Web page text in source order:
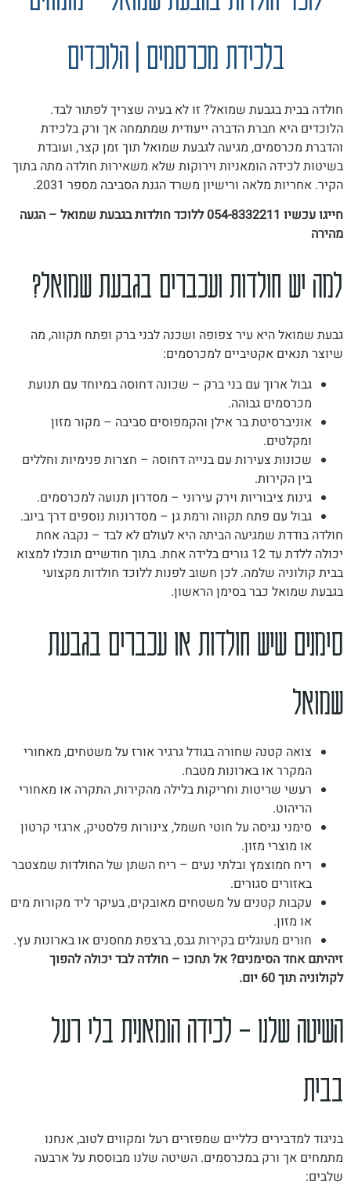
בלכידת מכרסמים | הלוכדים
חולדה בבית בגבעת שמואל? זו לא בעיה שצריך לפתור לבד.
הלוכדים היא חברת הדברה ייעודית שמתמחה אך ורק בלכידת
והדברת מכרסמים, מגיעה לגבעת שמואל תוך זמן קצר, ועובדת
בשיטות לכידה הומאניות וירוקות שלא משאירות חולדה מתה בתוך
הקיר. אחריות מלאה ורישיון משרד הגנת הסביבה מספר 2031.
חייגו עכשיו 054-8332211 ללוכד חולדות בגבעת שמואל – הגעה
מהירה
למה יש חולדות ועכברים בגבעת שמואל?
גבעת שמואל היא עיר צפופה ושכנה לבני ברק ופתח תקווה, מה
שיוצר תנאים אקטיביים למכרסמים:
גבול ארוך עם בני ברק – שכונה דחוסה במיוחד עם תנועת
מכרסמים גבוהה.
אוניברסיטת בר אילן והקמפוסים סביבה – מקור מזון
ומקלטים.
שכונות צעירות עם בנייה דחוסה – חצרות פנימיות וחללים
בין הקירות.
גינות ציבוריות וירק עירוני – מסדרון תנועה למכרסמים.
גבול עם פתח תקווה ורמת גן – מסדרונות נוספים דרך ביוב.
חולדה בודדת שמגיעה הביתה היא לעולם לא לבד – נקבה אחת
יכולה ללדת עד 12 גורים בלידה אחת. בתוך חודשיים תוכלו למצוא
בבית קולוניה שלמה. לכן חשוב לפנות ללוכד חולדות מקצועי
בגבעת שמואל כבר בסימן הראשון.
סימנים שיש חולדות או עכברים בגבעת
שמואל
צואה קטנה שחורה בגודל גרגיר אורז על משטחים, מאחורי
המקרר או בארונות מטבח.
רעשי שריטות וחריקות בלילה מהקירות, התקרה או מאחורי
הריהוט.
סימני נגיסה על חוטי חשמל, צינורות פלסטיק, ארגזי קרטון
או מוצרי מזון.
ריח חמוצמץ ובלתי נעים – ריח השתן של החולדות שמצטבר
באזורים סגורים.
עקבות קטנים על משטחים מאובקים, בעיקר ליד מקורות מים
או מזון.
חורים מעוגלים בקירות גבס, ברצפת מחסנים או בארונות עץ.
זיהיתם אחד הסימנים? אל תחכו – חולדה לבד יכולה להפוך
לקולוניה תוך 60 יום.
השיטה שלנו – לכידה הומאנית בלי רעל
בבית
בניגוד למדבירים כלליים שמפזרים רעל ומקווים לטוב, אנחנו
מתמחים אך ורק במכרסמים. השיטה שלנו מבוססת על ארבעה
שלבים: